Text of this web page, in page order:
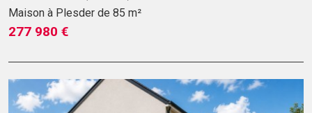
Maison à Plesder de 85 m²
277 980 €